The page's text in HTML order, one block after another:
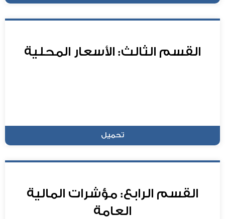
القسم الثالث: الأسعار المحلية
تحميل
القسم الرابع: مؤشرات المالية
العامة